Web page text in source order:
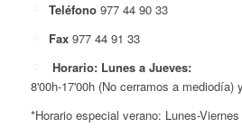
Teléfono 977 44 90 33
Fax 977 44 91 33
Horario: Lunes a Jueves:
8'00h-17'00h (No cerramos a mediodía)
*Horario especial verano: Lunes-